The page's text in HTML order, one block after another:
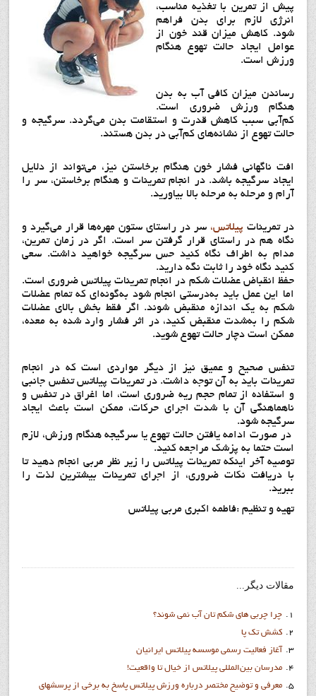
پیش از تمرین با تغذیه مناسب،
انرژی لازم برای بدن فراهم
شود. کاهش میزان قند خون از
عوامل ایجاد حالت تهوع هنگام
ورزش است.
رساندن میزان کافی آب به بدن
هنگام ورزش ضروری است.
كم‌آبی سبب كاهش قدرت و استقامت بدن می‌گردد. سرگیجه و
حالت تهوع از نشانه‌های کم‌آبی در بدن هستند.
افت ناگهانی فشار خون هنگام برخاستن نیز، می‌تواند از دلایل
ایجاد سرگیجه باشد. در انجام تمرینات و هنگام برخاستن، سر را
آرام و مرحله به مرحله بالا بیاورید.
در تمرینات پیلاتس، سر در راستای ستون مهره‌ها قرار می‌گیرد و
نگاه هم در راستای قرار گرفتن سر است. اگر در زمان تمرین،
مدام به اطراف نگاه کنید حس سرگیجه خواهید داشت. سعی
کنید نگاه خود را ثابت نگه دارید.
حفظ انقباض عضلات شکم در انجام تمرینات پیلاتس ضروری است.
اما این عمل باید به‌درستی انجام شود به‌گونه‌ای که تمام عضلات
شکم به یک اندازه منقبض شوند. اگر فقط بخش بالای عضلات
شکم را به‌شدت منقبض کنید، در اثر فشار وارد شده به معده،
ممکن است دچار حالت تهوع شوید.
تنفس صحیح و عمیق نیز از دیگر مواردی است که در انجام
تمرینات باید به آن توجه داشت. در تمرینات پیلاتس تنفس جانبی
و استفاده از تمام حجم ریه ضروری است، اما اغراق در تنفس و
ناهماهنگی آن با شدت اجرای حرکات، ممکن است باعث ایجاد
سرگیجه شود.
در صورت ادامه یافتن حالت تهوع یا سرگیجه هنگام ورزش، لازم
است حتما به پزشک مراجعه کنید.
توصیه آخر اینکه تمرینات پیلاتس را زیر نظر مربی انجام دهید تا
با دریافت نکات ضروری، از اجرای تمرینات بیشترین لذت را
ببرید.
تهيه و تنظيم :فاطمه اکبري مربي پيلاتس
مقالات دیگر...
چرا چربی های شکم تان آب نمی شوند؟
کشش تک پا
آغاز فعاليت رسمي موسسه پيلاتس ايرانيان
مدرسان بین‌المللی پیلاتس از خیال تا واقعیت!
معرفی و توضیح مختصر درباره ورزش پیلاتس پاسخ به برخی از پرسشهای